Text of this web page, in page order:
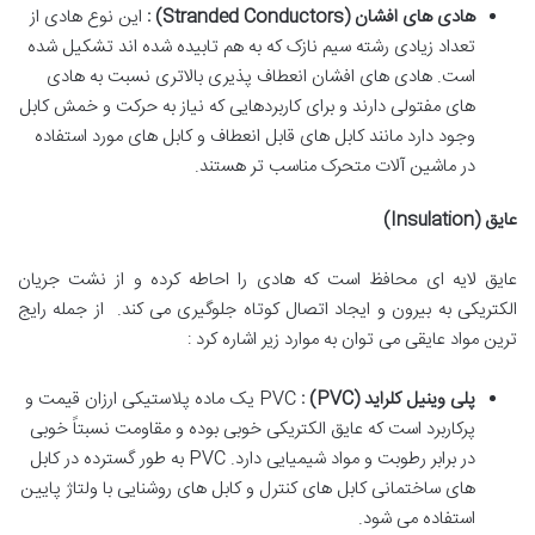
هادی های افشان(Stranded Conductors)
: این نوع هادی از
تعداد زیادی رشته سیم نازک که به هم تابیده شده اند تشکیل شده
است. هادی های افشان انعطاف پذیری بالاتری نسبت به هادی
های مفتولی دارند و برای کاربردهایی که نیاز به حرکت و خمش کابل
وجود دارد مانند کابل های قابل انعطاف و کابل های مورد استفاده
در ماشین آلات متحرک مناسب تر هستند.
عایق(Insulation)
عایق لایه ای محافظ است که هادی را احاطه کرده و از نشت جریان
الکتریکی به بیرون و ایجاد اتصال کوتاه جلوگیری می کند. از جمله رایج
ترین مواد عایقی می توان به موارد زیر اشاره کرد :
پلی وینیل کلراید(PVC) :
PVC یک ماده پلاستیکی ارزان قیمت و
پرکاربرد است که عایق الکتریکی خوبی بوده و مقاومت نسبتاً خوبی
در برابر رطوبت و مواد شیمیایی دارد. PVC به طور گسترده در کابل
های ساختمانی کابل های کنترل و کابل های روشنایی با ولتاژ پایین
استفاده می شود.